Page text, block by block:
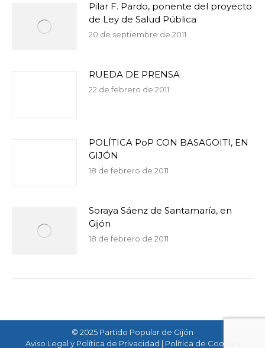
Pilar F. Pardo, ponente del proyecto
de Ley de Salud Pública
20 de septiembre de 2011
RUEDA DE PRENSA
22 de febrero de 2011
POLÍTICA PoP CON BASAGOITI, EN
GIJÓN
18 de febrero de 2011
Soraya Sáenz de Santamaría, en
Gijón
18 de febrero de 2011
© 2025 Partido Popular de Gijón
Aviso Legal y Política de Privacidad | Política de Cookies